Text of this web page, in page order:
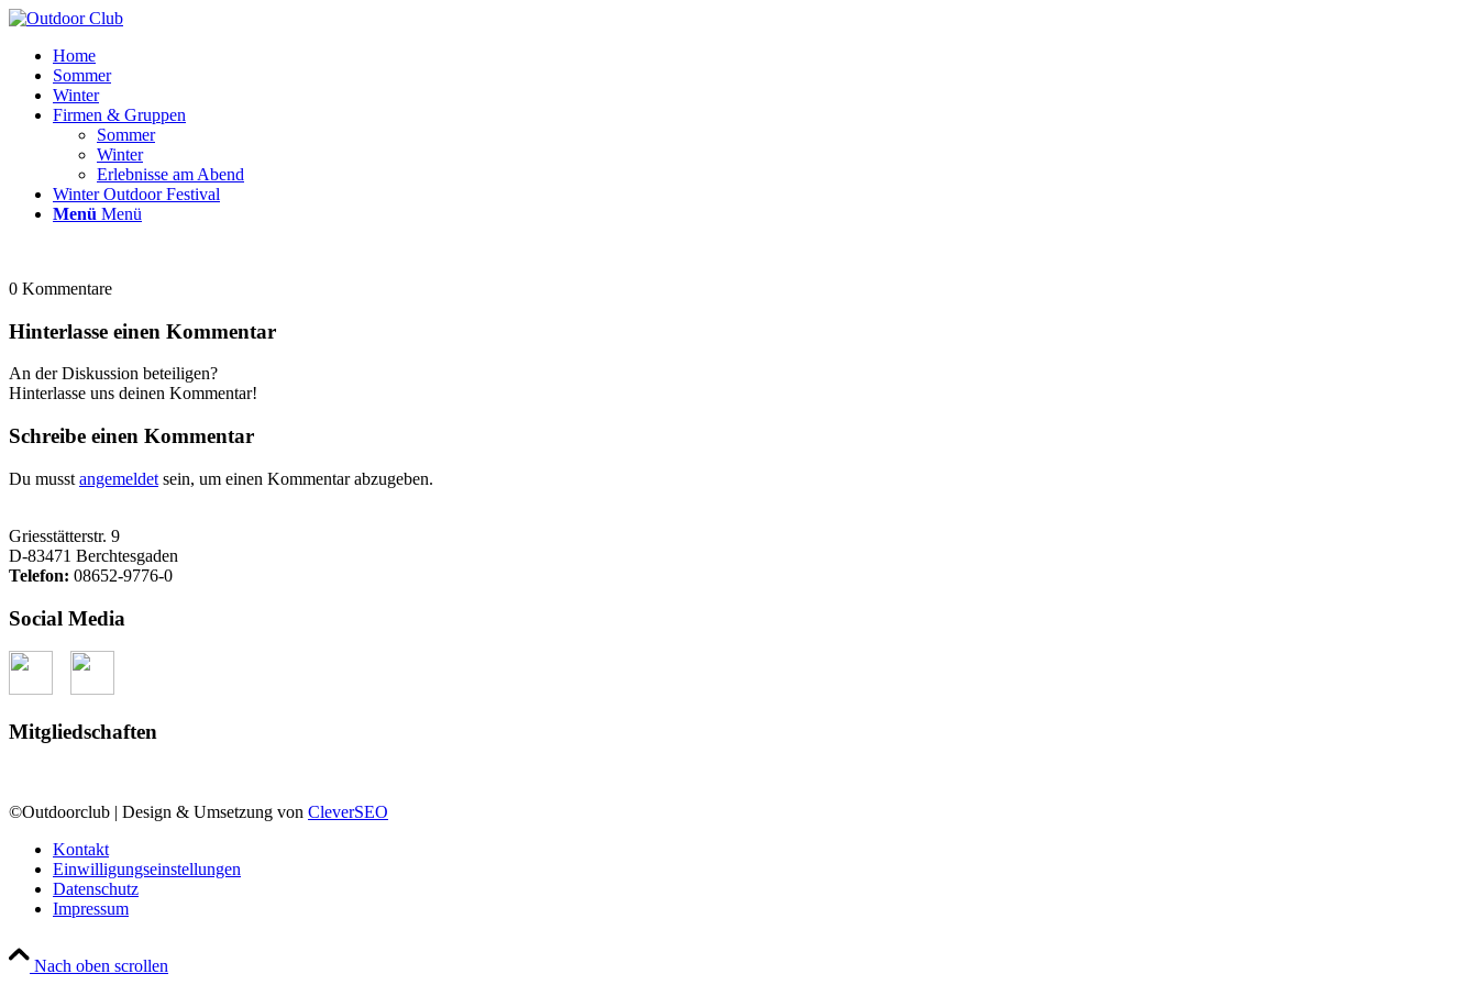
Home
Sommer
Winter
Firmen & Gruppen
Sommer
Winter
Erlebnisse am Abend
Winter Outdoor Festival
Menü Menü
0 Kommentare
Hinterlasse einen Kommentar
An der Diskussion beteiligen?
Hinterlasse uns deinen Kommentar!
Schreibe einen Kommentar
Du musst angemeldet sein, um einen Kommentar abzugeben.
Griesstätterstr. 9
D-83471 Berchtesgaden
Telefon: 08652-9776-0
Social Media
Mitgliedschaften
©Outdoorclub | Design & Umsetzung von CleverSEO
Kontakt
Einwilligungseinstellungen
Datenschutz
Impressum
Nach oben scrollen